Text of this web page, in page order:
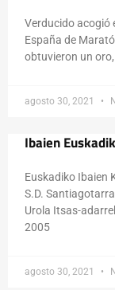
Verducido acogió
España de
obtuvieron un
agosto 30, 2021
Ibaien
Euskadiko Ibaien
S.D.
Urola Itsas-
2005
agosto 30, 2021